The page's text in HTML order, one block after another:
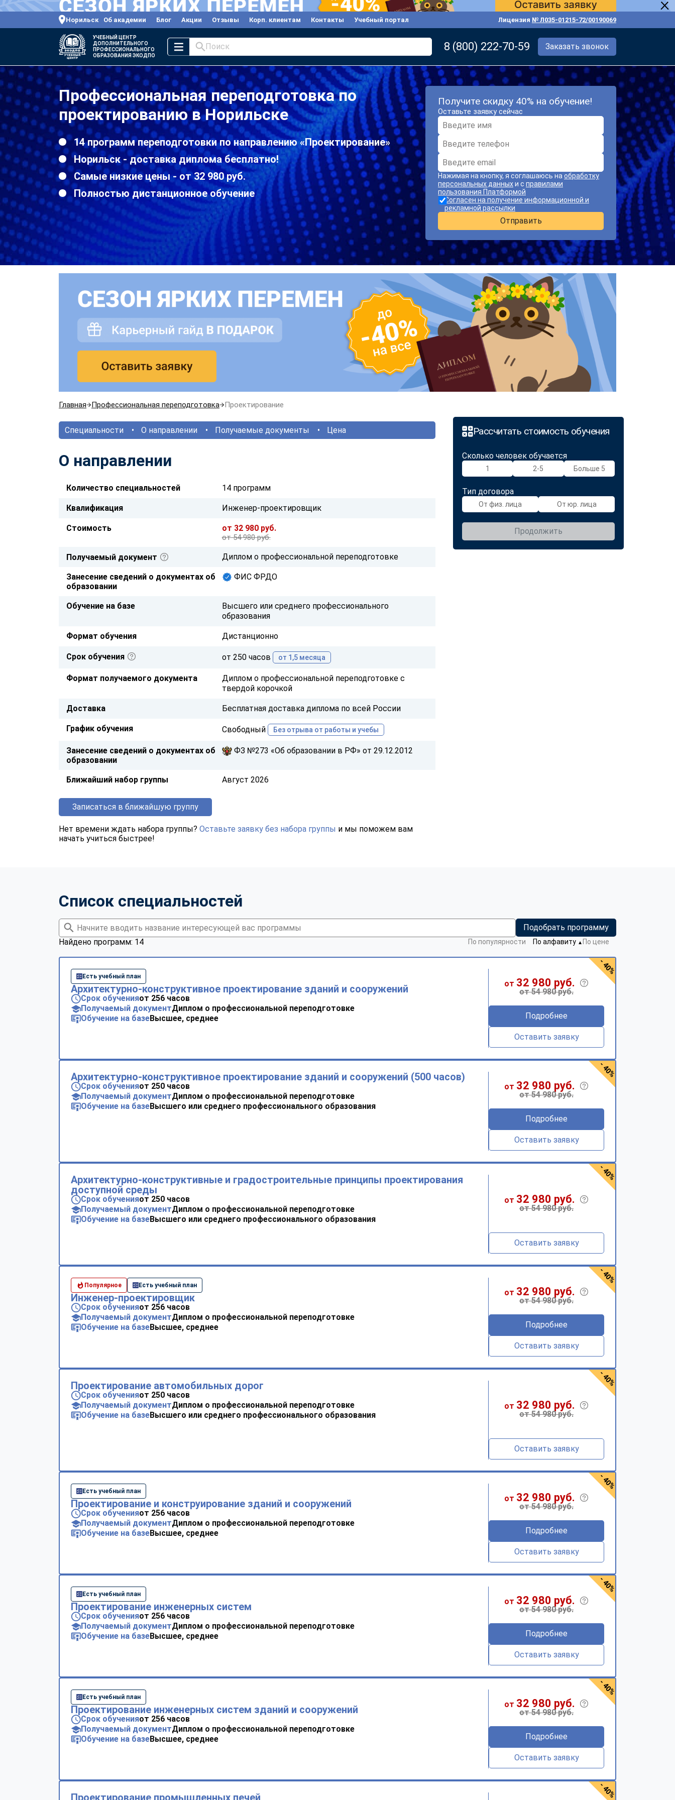
Норильск Об академии Блог Акции Отзывы Корп. клиентам Контакты Учебный портал Лицензия № Л035-01215-72/00190069
УЧЕБНЫЙ ЦЕНТР
ДОПОЛНИТЕЛЬНОГО
ПРОФЕССИОНАЛЬНОГО
ОБРАЗОВАНИЯ ЭКОДПО
Поиск 8 (800) 222-70-59 Заказать звонок
Профессиональная переподготовка по
проектированию в Норильске
14 программ переподготовки по направлению «Проектирование»
Норильск - доставка диплома бесплатно!
Самые низкие цены - от 32 980 руб.
Полностью дистанционное обучение
Получите скидку 40% на обучение!
Оставьте заявку сейчас
Нажимая на кнопку, я соглашаюсь на обработку
персональных данныхи с правилами
пользования Платформой
Согласен на получение информационной и
рекламной рассылки
Отправить
Главная Профессиональная переподготовка Проектирование
Рассчитать стоимость обучения
Сколько человек обучается
1 2-5 Больше 5
Тип договора
От физ. лица От юр. лица
Продолжить
Специальности О направлении Получаемые документы Цена
О направлении
Количество специальностей 14 программ
Квалификация Инженер-проектировщик
Стоимость от 32 980 руб.
от 54 980 руб.
Получаемый документ Диплом о профессиональной переподготовке
Занесение сведений о документах об
образовании
ФИС ФРДО
Обучение на базе
Высшего или среднего профессионального
образования
Формат обучения Дистанционно
Срок обучения от 250 часов от 1,5 месяца
Формат получаемого документа
Диплом о профессиональной переподготовке с
твердой корочкой
Доставка Бесплатная доставка диплома по всей России
График обучения Свободный Без отрыва от работы и учебы
Занесение сведений о документах об
образовании
ФЗ №273 «Об образовании в РФ» от 29.12.2012
Ближайший набор группы Август 2026
Записаться в ближайшую группу
Нет времени ждать набора группы? Оставьте заявку без набора группы и мы поможем вам
начать учиться быстрее!
Список специальностей
Подобрать программу
Найдено программ: 14
По популярности По алфавиту ▼ По цене
Есть учебный план
Архитектурно-конструктивное проектирование зданий и сооружений
Срок обученияот 256 часов
Получаемый документДиплом о профессиональной переподготовке
Обучение на базеВысшее, среднее
от 32 980 руб.
от 54 980 руб.
Подробнее
Оставить заявку
- 40%
Архитектурно-конструктивное проектирование зданий и сооружений (500 часов)
Срок обученияот 250 часов
Получаемый документДиплом о профессиональной переподготовке
Обучение на базеВысшего или среднего профессионального образования
от 32 980 руб.
от 54 980 руб.
Подробнее
Оставить заявку
- 40%
Архитектурно-конструктивные и градостроительные принципы проектирования
доступной среды
Срок обученияот 250 часов
Получаемый документДиплом о профессиональной переподготовке
Обучение на базеВысшего или среднего профессионального образования
от 32 980 руб.
от 54 980 руб.
Оставить заявку
- 40%
Популярное Есть учебный план
Инженер-проектировщик
Срок обученияот 256 часов
Получаемый документДиплом о профессиональной переподготовке
Обучение на базеВысшее, среднее
от 32 980 руб.
от 54 980 руб.
Подробнее
Оставить заявку
- 40%
Проектирование автомобильных дорог
Срок обученияот 250 часов
Получаемый документДиплом о профессиональной переподготовке
Обучение на базеВысшего или среднего профессионального образования
от 32 980 руб.
от 54 980 руб.
Оставить заявку
- 40%
Есть учебный план
Проектирование и конструирование зданий и сооружений
Срок обученияот 256 часов
Получаемый документДиплом о профессиональной переподготовке
Обучение на базеВысшее, среднее
от 32 980 руб.
от 54 980 руб.
Подробнее
Оставить заявку
- 40%
Есть учебный план
Проектирование инженерных систем
Срок обученияот 256 часов
Получаемый документДиплом о профессиональной переподготовке
Обучение на базеВысшее, среднее
от 32 980 руб.
от 54 980 руб.
Подробнее
Оставить заявку
- 40%
Есть учебный план
Проектирование инженерных систем зданий и сооружений
Срок обученияот 256 часов
Получаемый документДиплом о профессиональной переподготовке
Обучение на базеВысшее, среднее
от 32 980 руб.
от 54 980 руб.
Подробнее
Оставить заявку
- 40%
Проектирование промышленных печей - 40%